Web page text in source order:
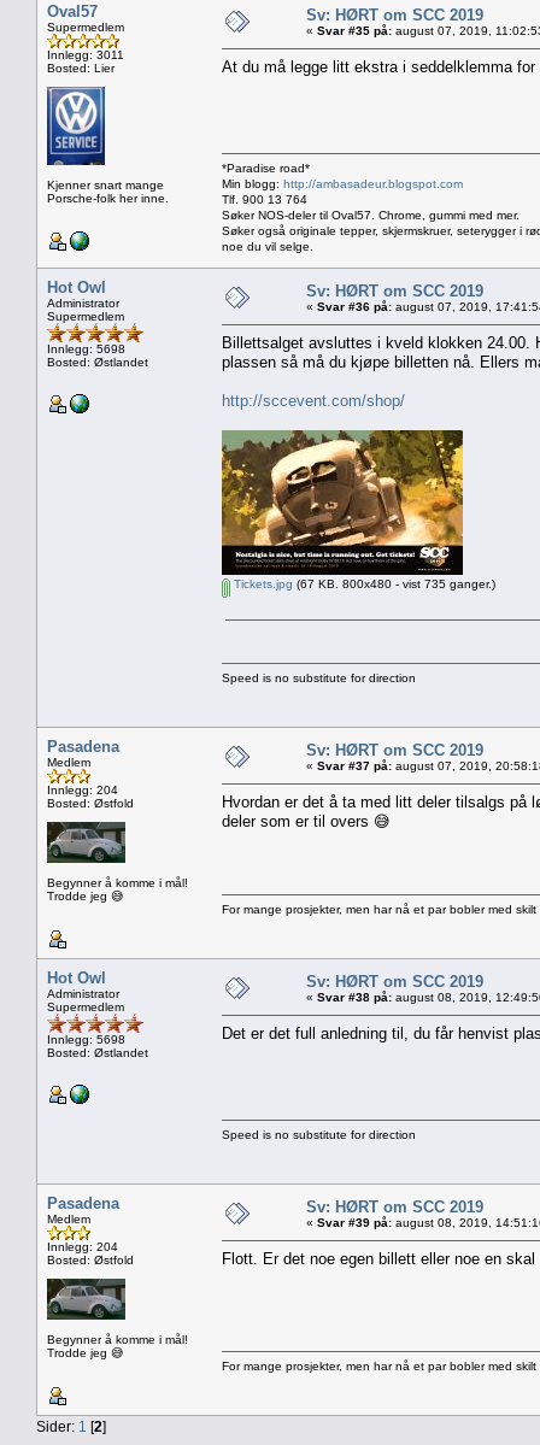
Oval57
Supermedlem
Innlegg: 3011
Bosted: Lier
Kjenner snart mange
Porsche-folk her inne.
Sv: HØRT om SCC 2019
« Svar #35 på: august 07, 2019,
At du må legge litt ekstra i seddelklemma
*Paradise road*
Min blogg: http://ambasadeur.blogspot.com
Tlf. 900 13 764
Søker NOS-deler til Oval57. Chrome, gummi med mer.
Søker også originale tepper, skjermskruer, seterygger i
noe du vil selge.
Hot Owl
Administrator
Supermedlem
Innlegg: 5698
Bosted: Østlandet
Sv: HØRT om SCC 2019
« Svar #36 på: august 07, 2019,
Billettsalget avsluttes i kveld klokken 24.00.
plassen så må du kjøpe billetten nå. Ellers
http://sccevent.com/shop/
Tickets.jpg (67 KB. 800x480 - vist 735 ganger.)
Speed is no substitute for direction
Pasadena
Medlem
Innlegg: 204
Bosted: Østfold
Begynner å komme i mål!
Trodde jeg 😅
Sv: HØRT om SCC 2019
« Svar #37 på: august 07, 2019,
Hvordan er det å ta med litt deler tilsalgs på
deler som er til overs 😅
For mange prosjekter, men har nå et par bobler med
Hot Owl
Administrator
Supermedlem
Innlegg: 5698
Bosted: Østlandet
Sv: HØRT om SCC 2019
« Svar #38 på: august 08, 2019,
Det er det full anledning til, du får henvist
Speed is no substitute for direction
Pasadena
Medlem
Innlegg: 204
Bosted: Østfold
Begynner å komme i mål!
Trodde jeg 😅
Sv: HØRT om SCC 2019
« Svar #39 på: august 08, 2019,
Flott. Er det noe egen billett eller noe en
For mange prosjekter, men har nå et par bobler med
Sider: 1 [2]